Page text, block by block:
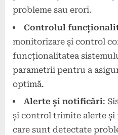
probleme sau erori.
Controlul
monitorizare și control
funcționalitatea
parametrii pentru a
optimă.
Alerte și notificări:
și control trimite alerte
care sunt detectate